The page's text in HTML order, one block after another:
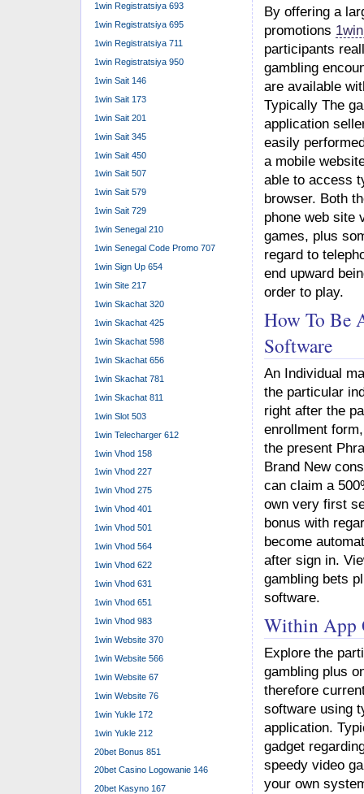
By offering a
promotions
participants
gambling
are available
Typically The
application
easily
a mobile
able to access
browser. Both
phone web site
games, plus
regard to
end upward
order to play.
How To Be
Software
An Individual
the particular
right after the
enrollment
the present
Brand New
can claim a
own very first
bonus with
become
after sign in.
gambling bets
software.
Within App
Explore the
gambling plus
therefore
software using
application.
gadget
speedy video
your own
1win Registratsiya 693
1win Registratsiya 695
1win Registratsiya 711
1win Registratsiya 950
1win Sait 146
1win Sait 173
1win Sait 201
1win Sait 345
1win Sait 450
1win Sait 507
1win Sait 579
1win Sait 729
1win Senegal 210
1win Senegal Code Promo 707
1win Sign Up 654
1win Site 217
1win Skachat 320
1win Skachat 425
1win Skachat 598
1win Skachat 656
1win Skachat 781
1win Skachat 811
1win Slot 503
1win Telecharger 612
1win Vhod 158
1win Vhod 227
1win Vhod 275
1win Vhod 401
1win Vhod 501
1win Vhod 564
1win Vhod 622
1win Vhod 631
1win Vhod 651
1win Vhod 983
1win Website 370
1win Website 566
1win Website 67
1win Website 76
1win Yukle 172
1win Yukle 212
20bet Bonus 851
20bet Casino Logowanie 146
20bet Kasyno 167